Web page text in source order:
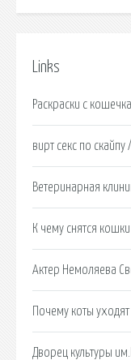
Links
Раскраски с
вирт секс по скайпу /
Ветеринарная
К чему снятся
Актер Немоляева
Почему коты
Дворец культуры